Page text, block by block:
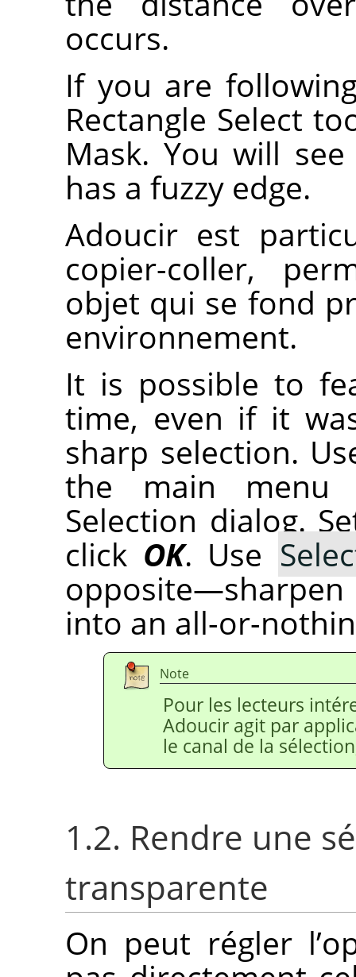
occurs.
If you are
Rectangle Select
Mask. You will
has a fuzzy edge.
Adoucir est
copier-coller,
objet qui se fond
environnement.
It is possible to
time, even if it
sharp selection.
the main menu
Selection dialog.
click OK. Use
into an all-or-
Note
Pour les lecteurs
Adoucir agit par
le canal de la
1.2. Rendre une
transparente
On peut régler